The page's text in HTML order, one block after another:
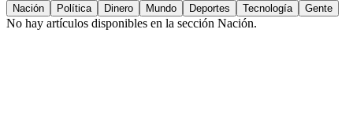
Nación Política Dinero Mundo Deportes Tecnología Gente
No hay artículos disponibles en la sección Nación.